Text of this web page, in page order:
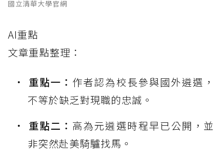
國立清華大學官網
AI重點
文章重點整理：
重點一： 作者認為校長參與國外遴選，
不等於缺乏對現職的忠誠。
重點二： 高為元遴選時程早已公開，並
非突然赴美騎驢找馬。